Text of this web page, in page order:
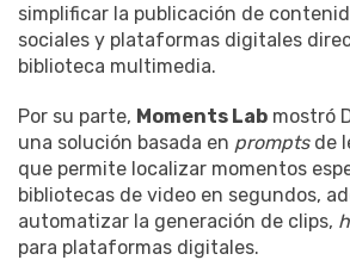
simplificar la publicación de
sociales y plataformas digitales
biblioteca multimedia.
Por su parte, Moments Lab mostró
una solución basada en promptsde
que permite localizar momentos
bibliotecas de video en segundos,
automatizar la generación de clips,
para plataformas digitales.